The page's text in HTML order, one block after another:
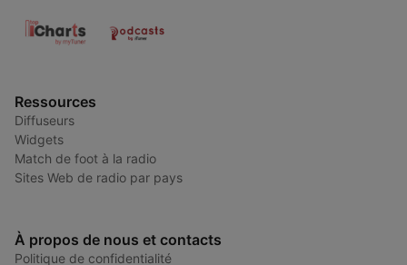
Ressources
Diffuseurs
Widgets
Match de foot à la radio
Sites Web de radio par pays
À propos de nous et contacts
Politique de confidentialité